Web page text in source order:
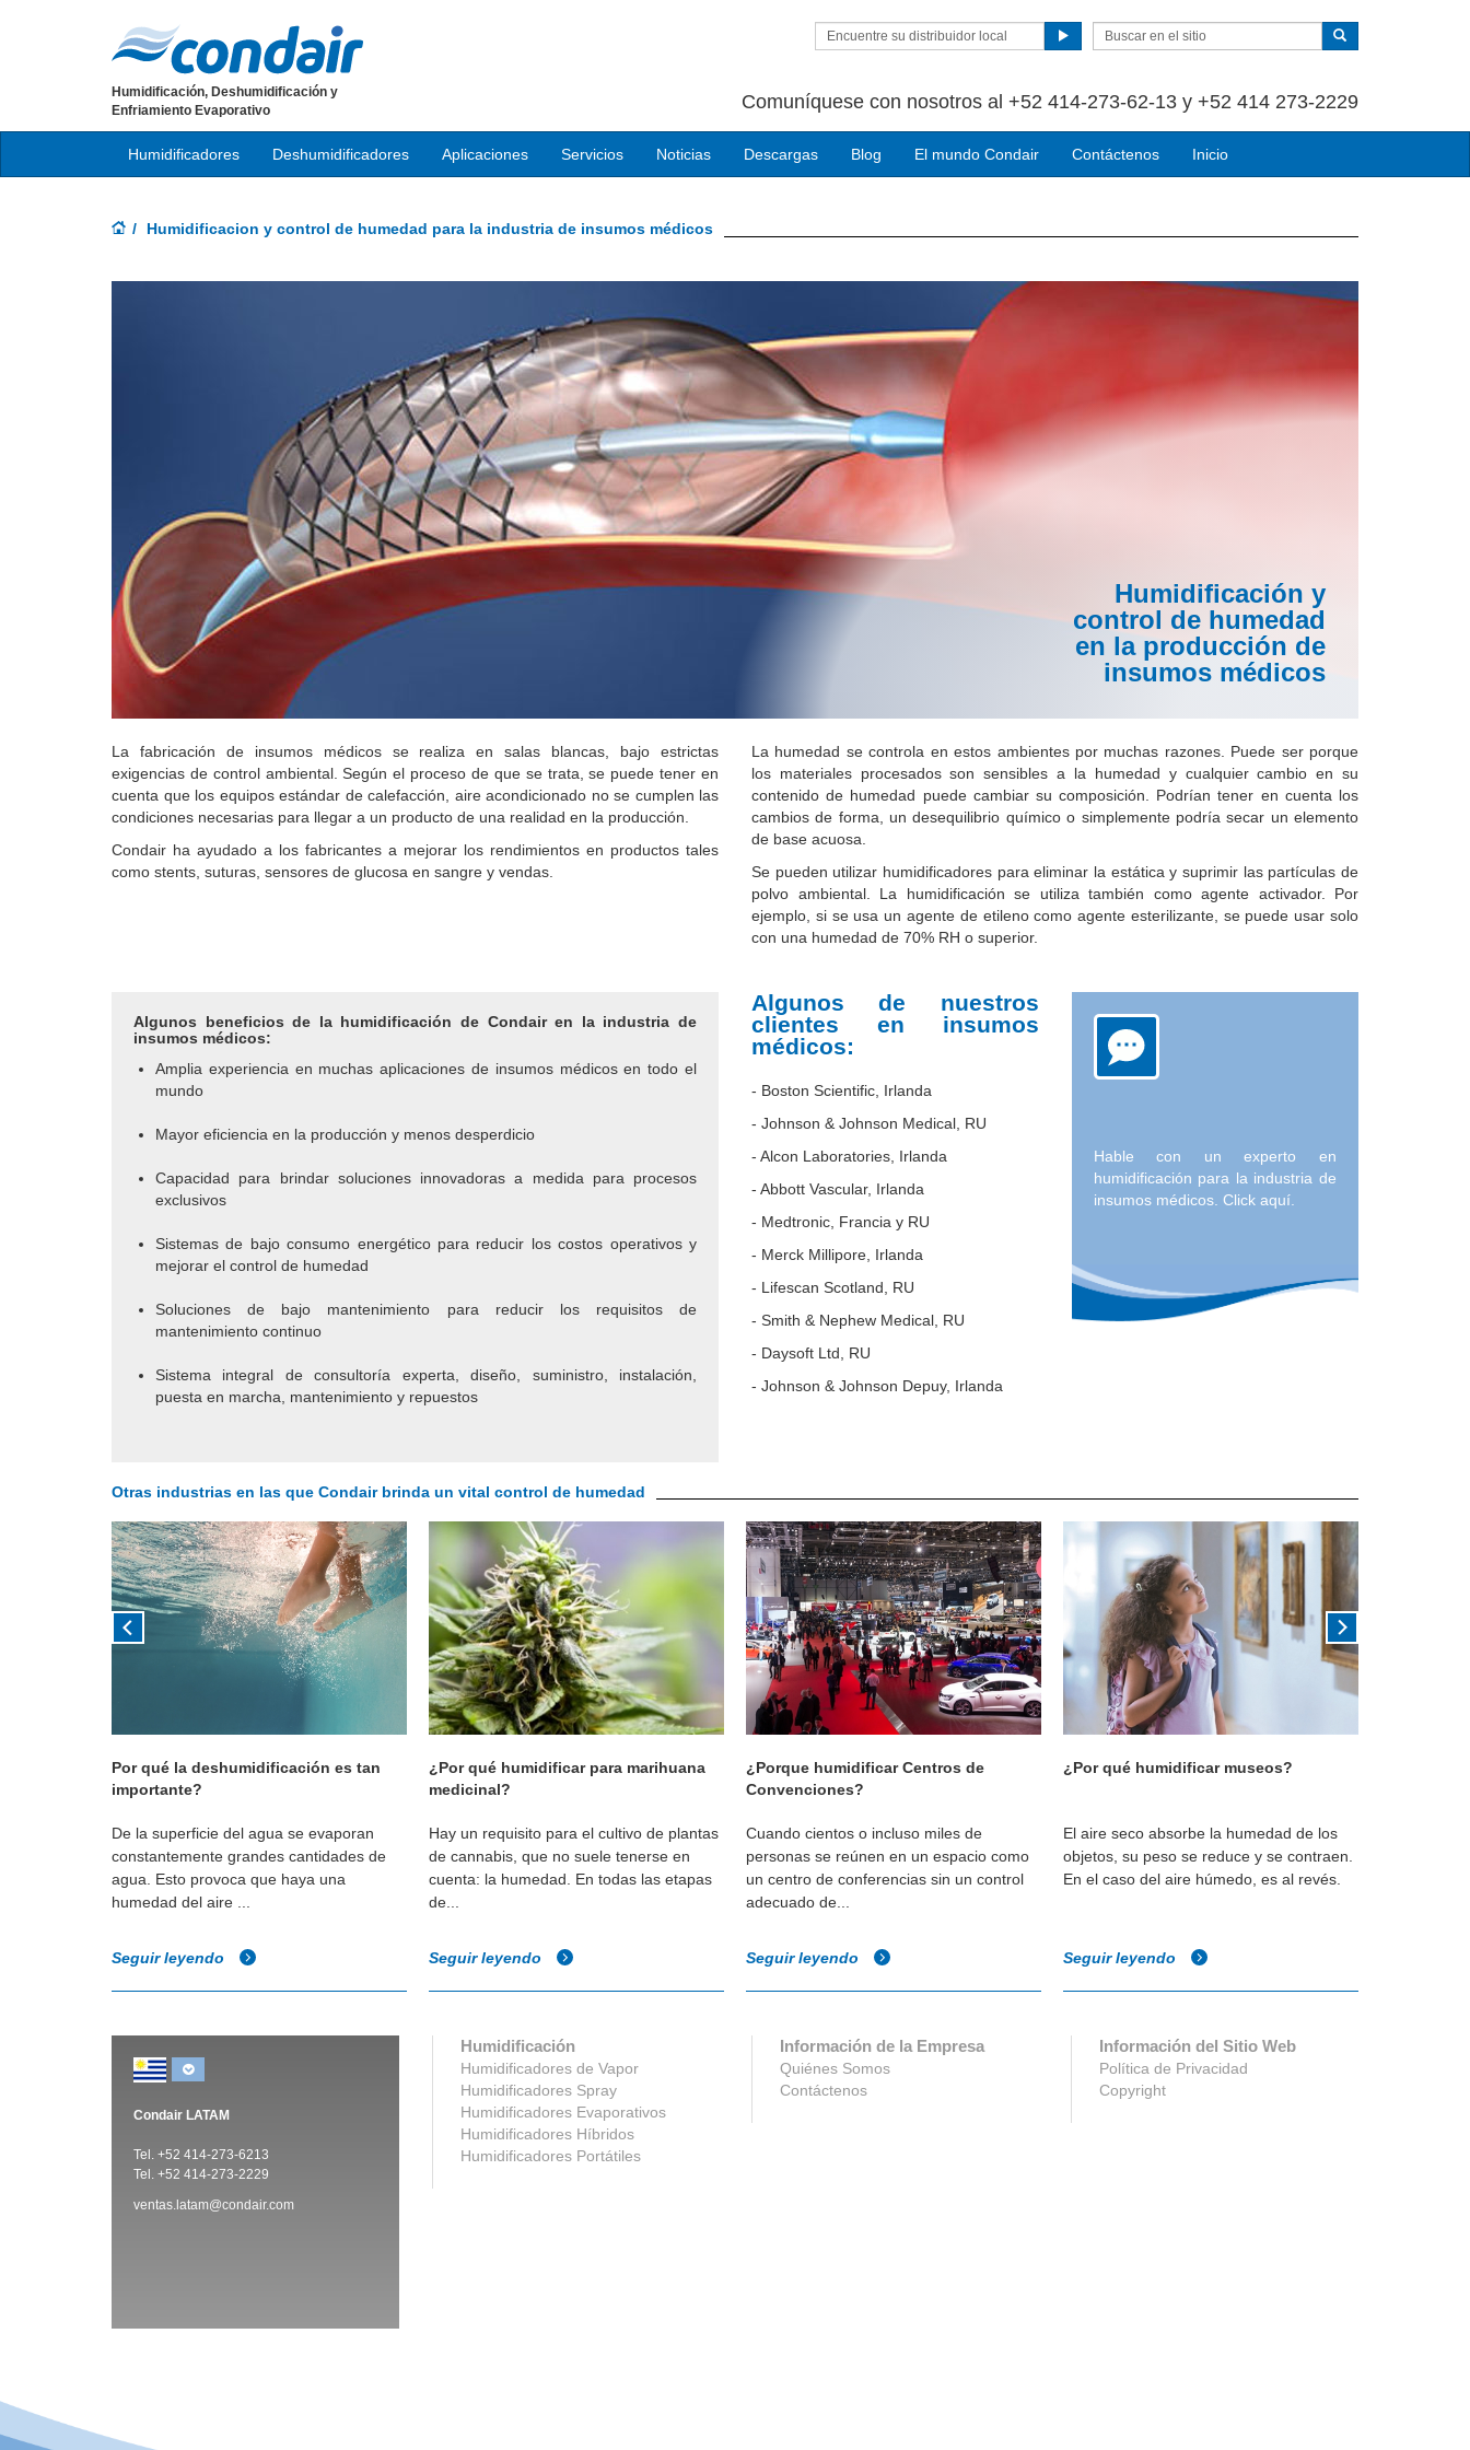
Encuentre su distribuidor local
Comuníquese con nosotros al +52 414-273-62-13 y +52 414 273-2229
Humidificación, Deshumidificación y
Enfriamiento Evaporativo
Humidificadores Deshumidificadores Aplicaciones Servicios Noticias Descargas Blog El mundo Condair Contáctenos Inicio
Humidificacion y control de humedad para la industria de insumos médicos
Humidificación y
control de humedad
en la producción de
insumos médicos
La fabricación de insumos médicos se realiza en salas blancas, bajo estrictas
exigencias de control ambiental.Según el proceso de que se trata, se puede tener en
cuenta que los equipos estándar de calefacción, aire acondicionado no se cumplen las
condiciones necesarias para llegar a un producto de una realidad en la producción.
Condair ha ayudado a los fabricantes a mejorar los rendimientos en productos tales
como stents, suturas, sensores de glucosa en sangre y vendas.
La humedad se controla en estos ambientes por muchas razones. Puede ser porque
los materiales procesados ​​son sensibles a la humedad y cualquier cambio en su
contenido de humedad puede cambiar su composición. Podrían tener en cuenta los
cambios de forma, un desequilibrio químico o simplemente podría secar un elemento
de base acuosa.
Se pueden utilizar humidificadores para eliminar la estática y suprimir las partículas de
polvo ambiental. La humidificación se utiliza también como agente activador. Por
ejemplo, si se usa un agente de etileno como agente esterilizante, se puede usar solo
con una humedad de 70% RH o superior.
Algunos beneficios de la humidificación de Condair en la industria de
insumos médicos:
Amplia experiencia en muchas aplicaciones de insumos médicos en todo el
mundo
Mayor eficiencia en la producción y menos desperdicio
Capacidad para brindar soluciones innovadoras a medida para procesos
exclusivos
Sistemas de bajo consumo energético para reducir los costos operativos y
mejorar el control de humedad
Soluciones de bajo mantenimiento para reducir los requisitos de
mantenimiento continuo
Sistema integral de consultoría experta, diseño, suministro, instalación,
puesta en marcha, mantenimiento y repuestos
Algunos de nuestros
clientes en insumos
médicos:
- Boston Scientific, Irlanda
- Johnson & Johnson Medical, RU
- Alcon Laboratories, Irlanda
- Abbott Vascular, Irlanda
- Medtronic, Francia y RU
- Merck Millipore, Irlanda
- Lifescan Scotland, RU
- Smith & Nephew Medical, RU
- Daysoft Ltd, RU
- Johnson & Johnson Depuy, Irlanda
Hable con un experto en
humidificación para la industria de
insumos médicos. Click aquí.
Otras industrias en las que Condair brinda un vital control de humedad
Por qué la deshumidificación es tan
importante?
De la superficie del agua se evaporan
constantemente grandes cantidades de
agua. Esto provoca que haya una
humedad del aire ...
Seguir leyendo
¿Por qué humidificar para marihuana
medicinal?
Hay un requisito para el cultivo de plantas
de cannabis, que no suele tenerse en
cuenta: la humedad. En todas las etapas
de...
Seguir leyendo
¿Porque humidificar Centros de
Convenciones?
Cuando cientos o incluso miles de
personas se reúnen en un espacio como
un centro de conferencias sin un control
adecuado de...
Seguir leyendo
¿Por qué humidificar museos?
El aire seco absorbe la humedad de los
objetos, su peso se reduce y se contraen.
En el caso del aire húmedo, es al revés.
Seguir leyendo
Condair LATAM
Tel. +52 414-273-6213
Tel. +52 414-273-2229
ventas.latam@condair.com
Humidificación
Humidificadores de Vapor
Humidificadores Spray
Humidificadores Evaporativos
Humidificadores Híbridos
Humidificadores Portátiles
Información de la Empresa
Quiénes Somos
Contáctenos
Información del Sitio Web
Política de Privacidad
Copyright